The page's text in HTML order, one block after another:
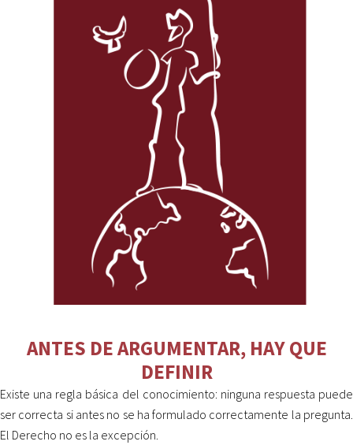
ANTES DE ARGUMENTAR, HAY QUE
DEFINIR
Existe una regla básica del conocimiento: ninguna respuesta puede
ser correcta si antes no se ha formulado correctamente la pregunta.
El Derecho no es la excepción.